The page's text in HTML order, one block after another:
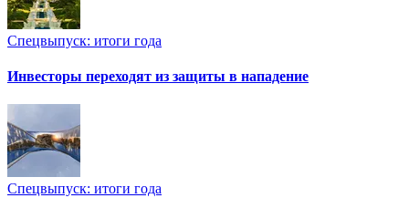
Спецвыпуск: итоги года
Инвесторы переходят из защиты в нападение
Спецвыпуск: итоги года